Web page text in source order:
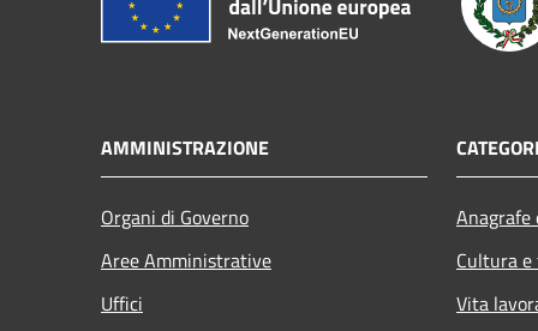
AMMINISTRAZIONE
Organi di Governo
Aree Amministrative
Uffici
Cultura
Vita